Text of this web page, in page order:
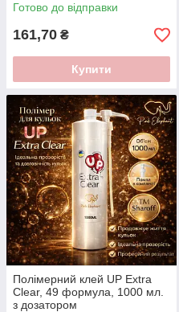
Готово до відправки
161,70 ₴
Купити
Полімерний клей UP Extra
Clear, 49 формула, 1000 мл.
з дозатором